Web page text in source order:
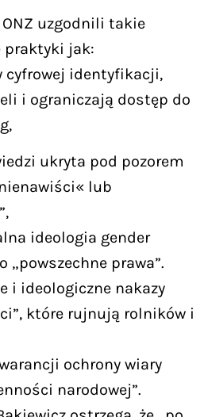
uzgodnili takie
jak:
cyfrowej identyfikacji,
i ograniczają dostęp do
ukryta pod pozorem
lub
ideologia gender
„powszechne prawa”.
i ideologiczne nakazy
które rujnują rolników i
ochrony wiary
narodowej”.